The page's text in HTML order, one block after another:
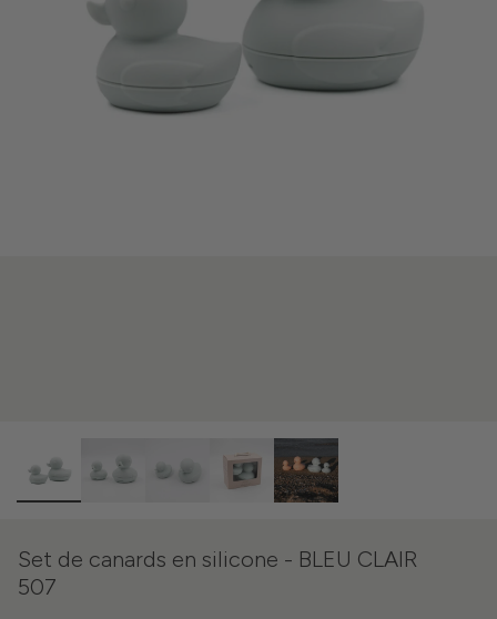
Set de canards en silicone - BLEU CLAIR
507